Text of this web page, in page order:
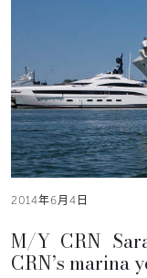
2014年6月4日
M/Y CRN
CRN’s marina